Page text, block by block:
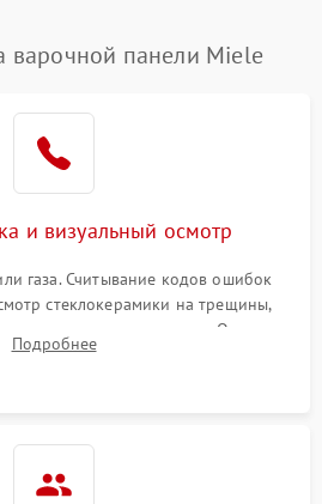
варочной панели Miele
и визуальный осмотр
газа. Считывание кодов ошибок
стеклокерамики на трещины,
равномерность нагрева. Опрос
(не включается, не видит посуду,
Подробнее